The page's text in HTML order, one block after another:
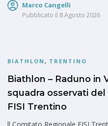
Marco Cangelli
Pubblicato il 8 Agosto 2026
BIATHLON , TRENTINO
Biathlon – Raduno in
squadra osservati
FISI Trentino